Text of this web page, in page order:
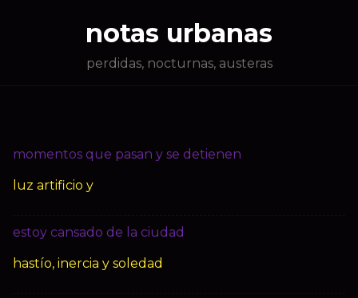
notas urbanas
perdidas, nocturnas, austeras
momentos que pasan y se detienen
luz artificio y
estoy cansado de la ciudad
hastío, inercia y soledad